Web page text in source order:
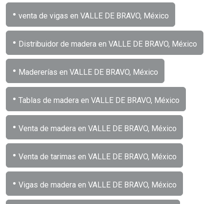
• venta de vigas en VALLE DE BRAVO, México
• Distribuidor de madera en VALLE DE BRAVO, México
• Madererías en VALLE DE BRAVO, México
• Tablas de madera en VALLE DE BRAVO, México
• Venta de madera en VALLE DE BRAVO, México
• Venta de tarimas en VALLE DE BRAVO, México
• Vigas de madera en VALLE DE BRAVO, México